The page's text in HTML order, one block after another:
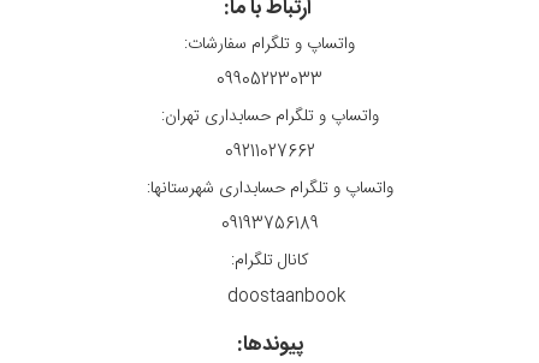
ارتباط با ما:
واتساپ و تلگرام سفارشات:
09905223033
واتساپ و تلگرام حسابداری تهران:
09211027662
واتساپ و تلگرام حسابداری شهرستانها:
09193756189
کانال تلگرام:
doostaanbook
پیوندها: